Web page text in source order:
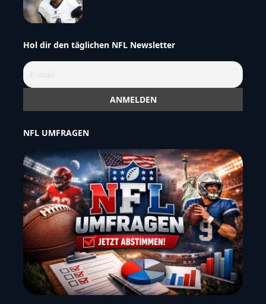
Hol dir den täglichen NFL Newsletter
NFL UMFRAGEN